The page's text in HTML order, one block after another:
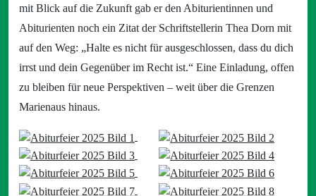
mit Blick auf die Zukunft gab er den Abiturientinnen und
Abiturienten noch ein Zitat der Schriftstellerin Thea Dorn mit
auf den Weg: „Halte es nicht für ausgeschlossen, dass du dich
irrst und dein Gegenüber im Recht ist.“ Eine Einladung, offen
zu bleiben für neue Perspektiven – weit über die Grenzen
Marienaus hinaus.